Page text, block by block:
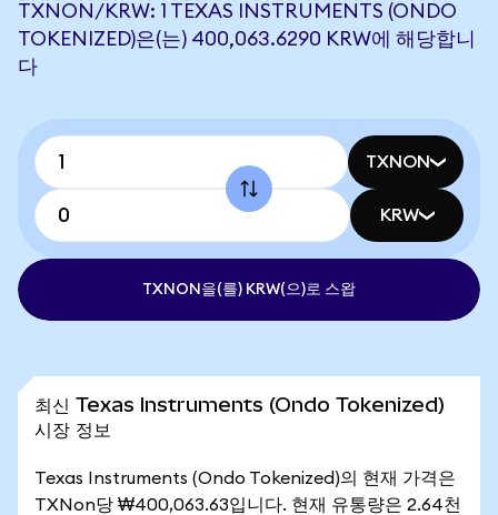
TXNON/KRW: 1 TEXAS INSTRUMENTS (ONDO
TOKENIZED)은(는) 400,063.6290 KRW에 해당합니
다
TXNON
KRW
TXNON을(를) KRW(으)로 스왑
최신 Texas Instruments (Ondo Tokenized)
시장 정보
Texas Instruments (Ondo Tokenized)의 현재 가격은
TXNon당 ₩400,063.63입니다. 현재 유통량은 2.64천